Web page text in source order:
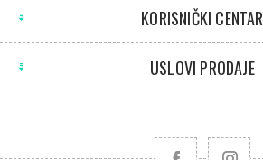
KORISNIČKI CENTAR
USLOVI PRODAJE